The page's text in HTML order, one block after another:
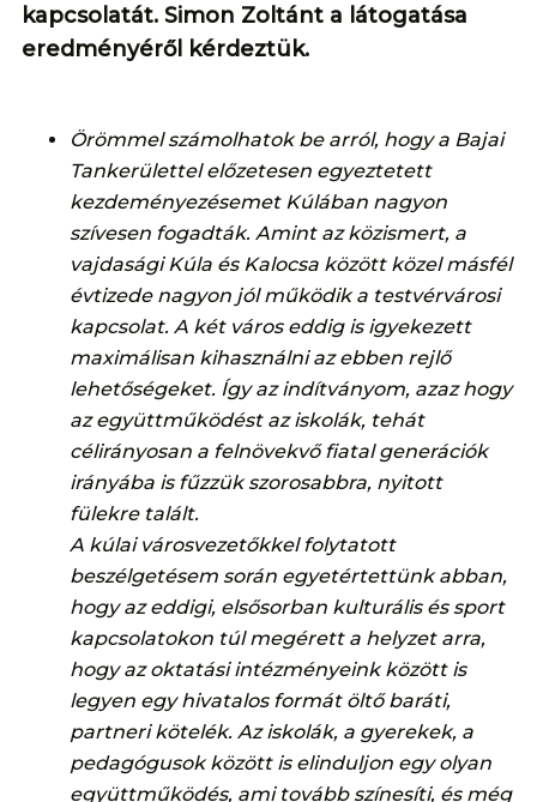
kapcsolatát. Simon Zoltánt a látogatása
eredményéről kérdeztük.
Örömmel számolhatok be arról, hogy a Bajai
Tankerülettel előzetesen egyeztetett
kezdeményezésemet Kúlában nagyon
szívesen fogadták. Amint az közismert, a
vajdasági Kúla és Kalocsa között közel másfél
évtizede nagyon jól működik a testvérvárosi
kapcsolat. A két város eddig is igyekezett
maximálisan kihasználni az ebben rejlő
lehetőségeket. Így az indítványom, azaz hogy
az együttműködést az iskolák, tehát
célirányosan a felnövekvő fiatal generációk
irányába is fűzzük szorosabbra, nyitott
fülekre talált.
A kúlai városvezetőkkel folytatott
beszélgetésem során egyetértettünk abban,
hogy az eddigi, elsősorban kulturális és sport
kapcsolatokon túl megérett a helyzet arra,
hogy az oktatási intézményeink között is
legyen egy hivatalos formát öltő baráti,
partneri kötelék. Az iskolák, a gyerekek, a
pedagógusok között is elinduljon egy olyan
együttműködés, ami tovább színesíti, és még